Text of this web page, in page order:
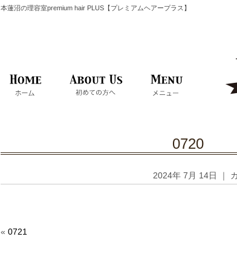
本蓮沼の理容室premium hair PLUS【プレミアムヘアープラス】
0720
2024年 7月 14日 ｜
« 0721